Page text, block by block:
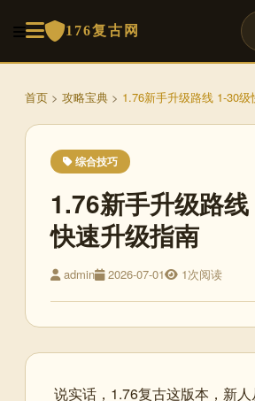
176复古网
首页 > 攻略宝典 > 1.76新手升级路线 1-30
综合技巧
1.76新手升级路
快速升级指南
admin 2026-07-01 1次阅读
说实话，1.76复古这版本，新